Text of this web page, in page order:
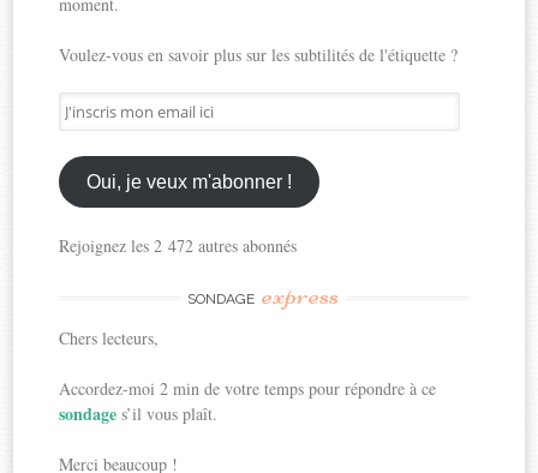
Voulez-vous en savoir plus sur les subtilités de l'étiquette ?
J'inscris
mon
email
ici
Oui, je veux m'abonner !
Rejoignez les 2 472 autres abonnés
SONDAGE express
Chers lecteurs,
Accordez-moi 2 min de votre temps pour répondre à ce
sondages’il vous plaît.
Merci beaucoup !